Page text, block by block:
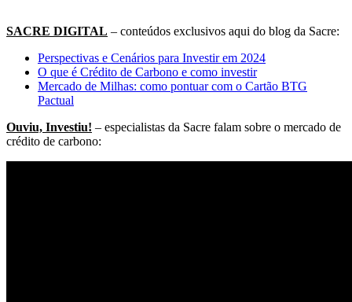
SACRE DIGITAL – conteúdos exclusivos aqui do blog da Sacre:
Perspectivas e Cenários para Investir em 2024
O que é Crédito de Carbono e como investir
Mercado de Milhas: como pontuar com o Cartão BTG
Pactual
Ouviu, Investiu! – especialistas da Sacre falam sobre o mercado de
crédito de carbono: